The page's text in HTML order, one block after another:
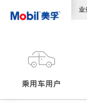
业
乘用车用户